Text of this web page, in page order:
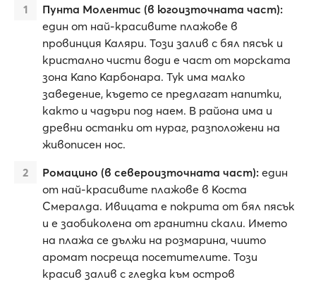
Пунта Молентис (в югоизточната част):
един от най-красивите плажове в
провинция Каляри. Този залив с бял пясък и
кристално чисти води е част от морската
зона Капо Карбонара. Тук има малко
заведение, където се предлагат напитки,
както и чадъри под наем. В района има и
древни останки от нураг, разположени на
живописен нос.
Ромацино (в североизточната част): един
от най-красивите плажове в Коста
Смералда. Ивицата е покрита от бял пясък
и е заобиколена от гранитни скали. Името
на плажа се дължи на розмарина, чиито
аромат посреща посетителите. Този
красив залив с гледка към остров